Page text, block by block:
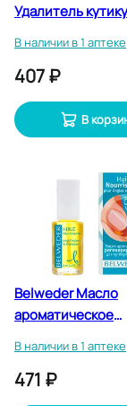
Удалитель
В наличии в 1 аптеке
407 ₽
В
Belweder Масло
ароматическое
кутикул и ногтей
В наличии в 1 аптеке
471 ₽